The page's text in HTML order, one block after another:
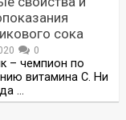
сока
0
– чемпион по
витамина С. Ни
…